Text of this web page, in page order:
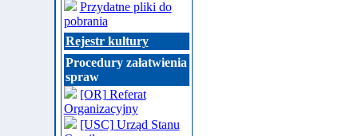
Przydatne pliki do
pobrania
Rejestr kultury
Procedury załatwienia
spraw
[OR] Referat
Organizacyjny
[USC] Urząd Stanu